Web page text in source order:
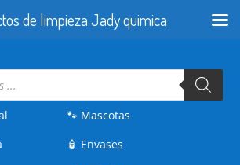
🐾 Mascotas
🧴 Envases
de limpieza Jady quimica